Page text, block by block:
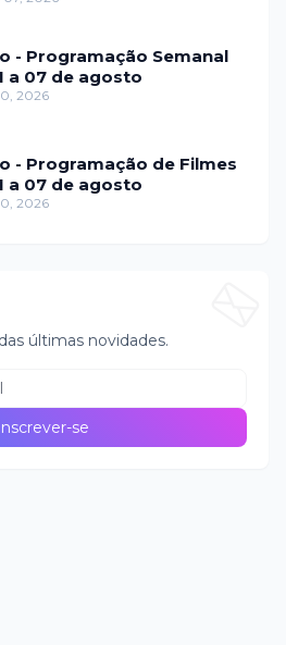
- Programação Semanal
a 07 de agosto
2026
- Programação de Filmes
a 07 de agosto
2026
últimas novidades.